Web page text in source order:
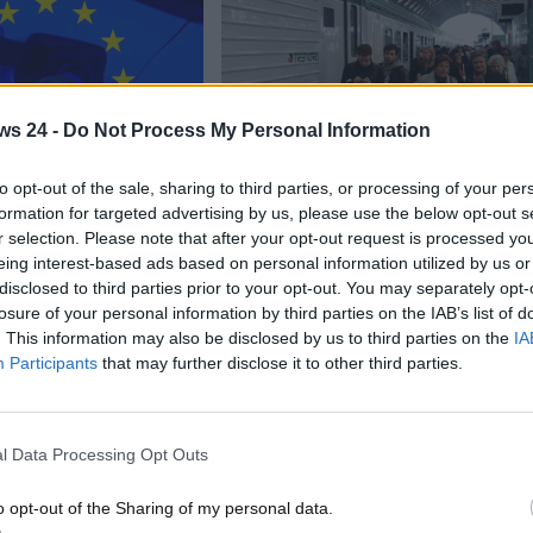
24 - Do Not Process My Personal Information
opt-out of the sale, sharing to third parties, or processing of your
for targeted advertising by us, please use the below opt-out
selection. Please note that after your opt-out request is processed
interest-based ads based on personal information utilized by us
to third parties prior to your opt-out. You may separately
of your personal information by third parties on the IAB’s list of
This information may also be disclosed by us to third parties on the
Participants that may further disclose it to other third parties.
Data Processing Opt Outs
opt-out of the Sharing of my personal data.
il colosso
l’Unione
2025
soltanto
casa europea ha
“Vogliono fare cassa su di noi”:
pendolari in protesta per una
decisione assurda
T B 30 Settembre 2025
Moltissimi pendolari non hanno
preso bene una decisione recente
Che cosa...